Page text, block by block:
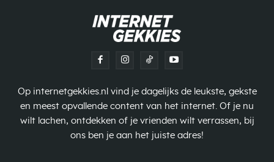
Op internetgekkies.nl vind je dagelijks de leukste, gekste
en meest opvallende content van het internet. Of je nu
wilt lachen, ontdekken of je vrienden wilt verrassen, bij
ons ben je aan het juiste adres!